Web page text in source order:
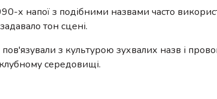
х напої з подібними назвами часто
тон сцені.
з культурою зухвалих назв і
середовищі.